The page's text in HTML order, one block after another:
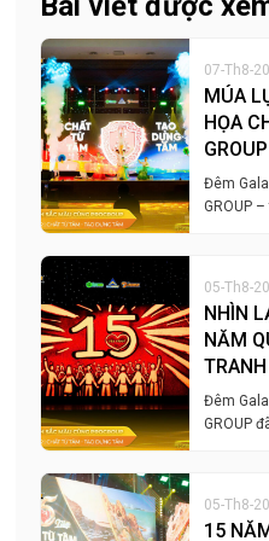
07-Th8-
MÚA
HỌA
GROUP
Đêm
GROUP
05-Th8-
NHÌN
NĂM
Đêm
GROUP
05-Th8-
15